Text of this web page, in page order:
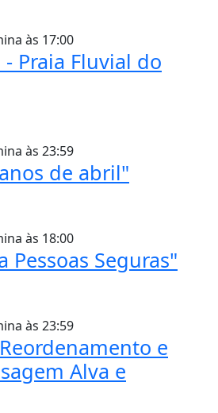
às 17:00
Praia Fluvial do
às 23:59
de abril"
às 18:00
Pessoas Seguras"
às 23:59
e
Alva e